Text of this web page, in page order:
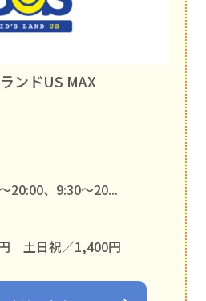
ンドUS MAX
20:00、9:30～20...
土日祝／1,400円